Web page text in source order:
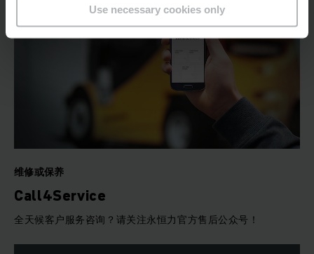
Use necessary cookies only
维修或保养
Call4Service
全天候客户服务咨询？请关注永恒力官方售后公众号！